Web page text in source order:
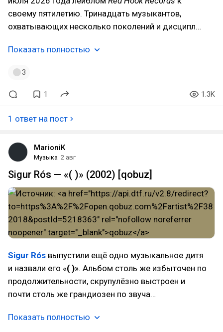
своему пятилетию. Тринадцать музыкантов,
охватывающих несколько поколений и дисципл…
Показать полностью
3
1 1.3K
1 ответ на пост
MarioniK
Музыка 2 авг
Sigur Rós — «( )» (2002) [qobuz]
Sigur Rós выпустили ещё одно музыкальное дитя
и назвали его «( )». Альбом столь же избыточен по
продолжительности, скрупулёзно выстроен и
почти столь же грандиозен по звуча…
Показать полностью